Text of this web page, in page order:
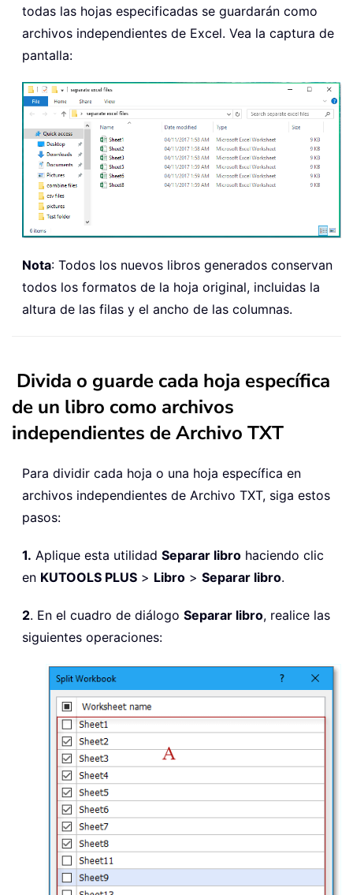
todas las hojas especificadas se guardarán como
archivos independientes de Excel. Vea la captura de
pantalla:
Nota: Todos los nuevos libros generados conservan
todos los formatos de la hoja original, incluidas la
altura de las filas y el ancho de las columnas.
Divida o guarde cada hoja específica
de un libro como archivos
independientes de Archivo TXT
Para dividir cada hoja o una hoja específica en
archivos independientes de Archivo TXT, siga estos
pasos:
1. Aplique esta utilidad Separar libro haciendo clic
en KUTOOLS PLUS > Libro > Separar libro.
2. En el cuadro de diálogo Separar libro, realice las
siguientes operaciones: